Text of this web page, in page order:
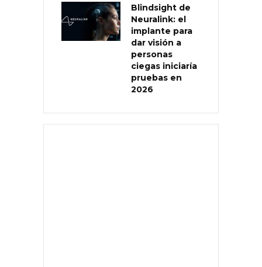
Blindsight de
Neuralink: el
implante para
dar visión a
personas
ciegas iniciaría
pruebas en
2026